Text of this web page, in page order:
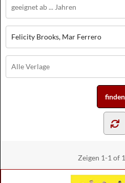
Felicity Brooks, Mar Ferrero
Zeigen 1-1 of 1